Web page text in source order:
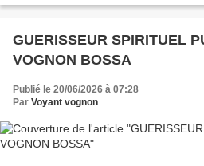
GUERISSEUR SPIRITUEL
VOGNON BOSSA
Publié le 20/06/2026 à 07:28
Par Voyant vognon